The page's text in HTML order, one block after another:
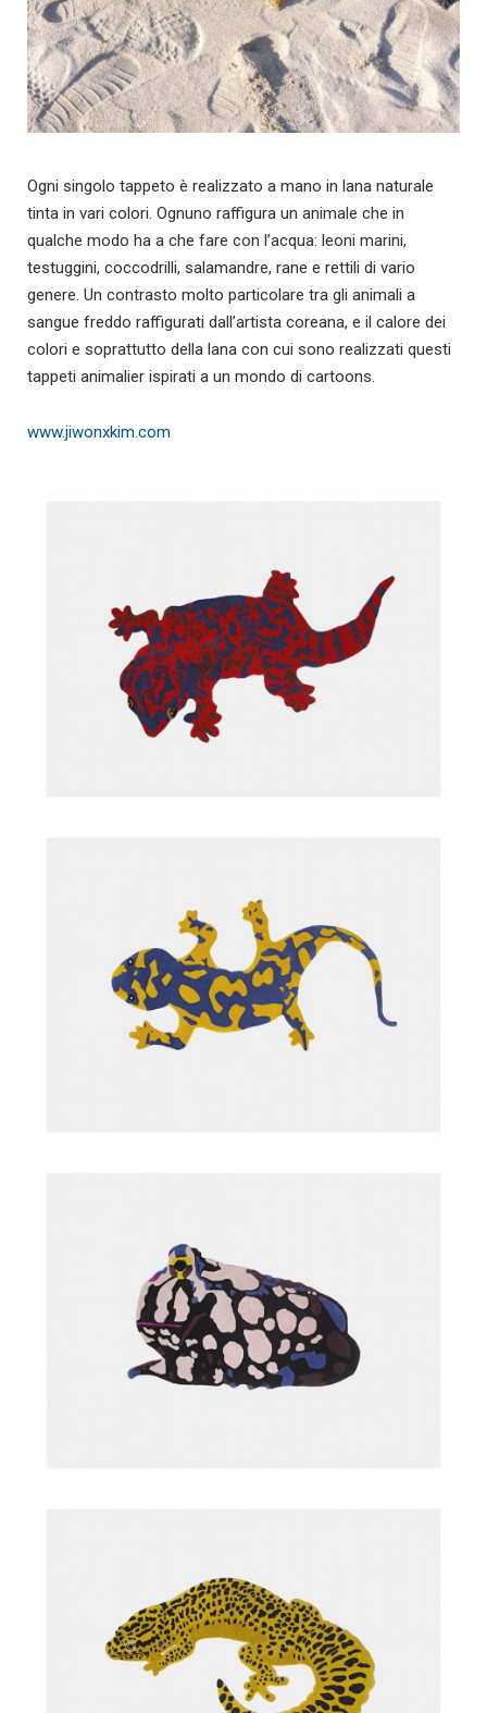
Ogni singolo tappeto è realizzato a mano in lana naturale
tinta in vari colori. Ognuno raffigura un animale che in
qualche modo ha a che fare con l’acqua: leoni marini,
testuggini, coccodrilli, salamandre, rane e rettili di vario
genere. Un contrasto molto particolare tra gli animali a
sangue freddo raffigurati dall’artista coreana, e il calore dei
colori e soprattutto della lana con cui sono realizzati questi
tappeti animalier ispirati a un mondo di cartoons.
www.jiwonxkim.com